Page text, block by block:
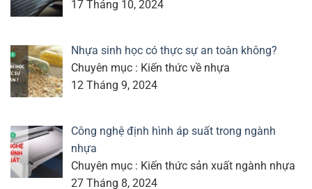
17 Tháng 10, 2024
Nhựa sinh học có thực sự an toàn không?
Chuyên mục : Kiến thức về nhựa
12 Tháng 9, 2024
Công nghệ định hình áp suất trong ngành
nhựa
Chuyên mục : Kiến thức sản xuất ngành nhựa
27 Tháng 8, 2024